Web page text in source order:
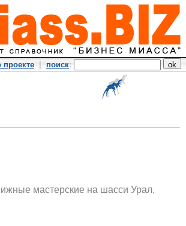
проекте поиск:
мастерские на шасси Урал,